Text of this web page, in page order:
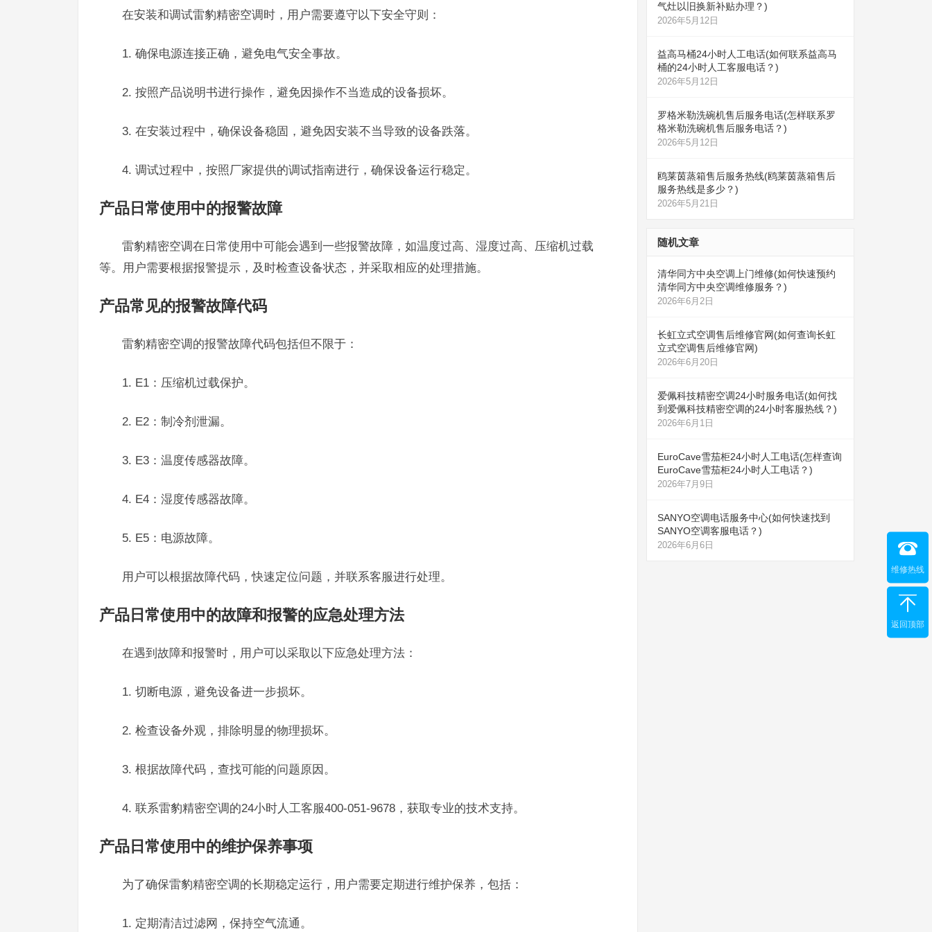
在安装和调试雷豹精密空调时，用户需要遵守以下安全守则：
1. 确保电源连接正确，避免电气安全事故。
2. 按照产品说明书进行操作，避免因操作不当造成的设备损坏。
3. 在安装过程中，确保设备稳固，避免因安装不当导致的设备跌落。
4. 调试过程中，按照厂家提供的调试指南进行，确保设备运行稳定。
产品日常使用中的报警故障
雷豹精密空调在日常使用中可能会遇到一些报警故障，如温度过高、湿度过高、压缩机过载
等。用户需要根据报警提示，及时检查设备状态，并采取相应的处理措施。
产品常见的报警故障代码
雷豹精密空调的报警故障代码包括但不限于：
1. E1：压缩机过载保护。
2. E2：制冷剂泄漏。
3. E3：温度传感器故障。
4. E4：湿度传感器故障。
5. E5：电源故障。
用户可以根据故障代码，快速定位问题，并联系客服进行处理。
产品日常使用中的故障和报警的应急处理方法
在遇到故障和报警时，用户可以采取以下应急处理方法：
1. 切断电源，避免设备进一步损坏。
2. 检查设备外观，排除明显的物理损坏。
3. 根据故障代码，查找可能的问题原因。
4. 联系雷豹精密空调的24小时人工客服400-051-9678，获取专业的技术支持。
产品日常使用中的维护保养事项
为了确保雷豹精密空调的长期稳定运行，用户需要定期进行维护保养，包括：
1. 定期清洁过滤网，保持空气流通。
气灶以旧换新补贴办理？)
2026年5月12日
益高马桶24小时人工电话(如何联系益高马
桶的24小时人工客服电话？)
2026年5月12日
罗格米勒洗碗机售后服务电话(怎样联系罗
格米勒洗碗机售后服务电话？)
2026年5月12日
鸥莱茵蒸箱售后服务热线(鸥莱茵蒸箱售后
服务热线是多少？)
2026年5月21日
随机文章
清华同方中央空调上门维修(如何快速预约
清华同方中央空调维修服务？)
2026年6月2日
长虹立式空调售后维修官网(如何查询长虹
立式空调售后维修官网)
2026年6月20日
爱佩科技精密空调24小时服务电话(如何找
到爱佩科技精密空调的24小时客服热线？)
2026年6月1日
EuroCave雪茄柜24小时人工电话(怎样查询
EuroCave雪茄柜24小时人工电话？)
2026年7月9日
SANYO空调电话服务中心(如何快速找到
SANYO空调客服电话？)
2026年6月6日
维修热线
返回顶部